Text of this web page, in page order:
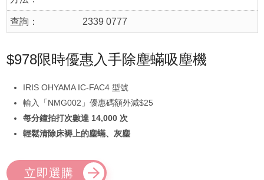
查詢： 2339 0777
$978限時優惠入手除塵蟎吸塵機
IRIS OHYAMA IC-FAC4 型號
輸入「NMG002」優惠碼額外減$25
每分鐘拍打次數達 14,000 次
輕鬆清除床褥上的塵蟎、灰塵
立即選購